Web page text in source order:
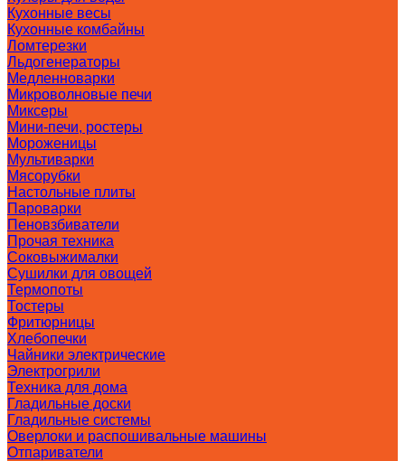
Кухонные весы
Кухонные комбайны
Ломтерезки
Льдогенераторы
Медленноварки
Микроволновые печи
Миксеры
Мини-печи, ростеры
Мороженицы
Мультиварки
Мясорубки
Настольные плиты
Пароварки
Пеновзбиватели
Прочая техника
Соковыжималки
Сушилки для овощей
Термопоты
Тостеры
Фритюрницы
Хлебопечки
Чайники электрические
Электрогрили
Техника для дома
Гладильные доски
Гладильные системы
Оверлоки и распошивальные машины
Отпариватели